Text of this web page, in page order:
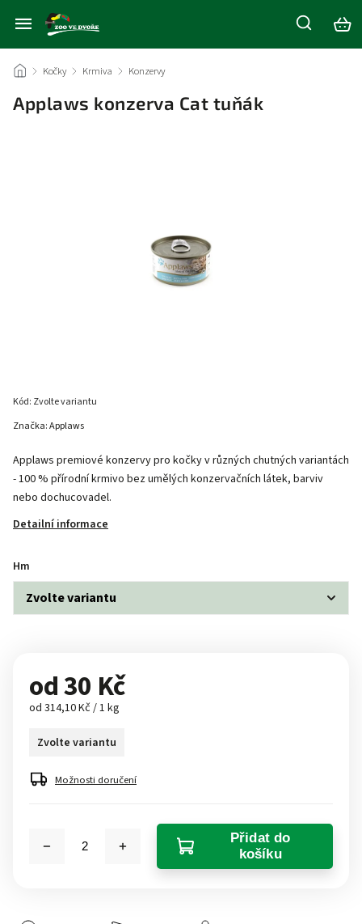
/ Kočky / Krmiva / Konzervy
Applaws konzerva Cat tuňák
Kód: Zvolte variantu
Applaws premiové konzervy pro kočky v různých chutných variantách
- 100 % přírodní krmivo bez umělých konzervačních látek, barviv
nebo dochucovadel.
Detailní informace
Značka:Applaws
Hm
od30 Kč
od 314,10 Kč / 1 kg
Zvolte variantu
Možnosti doručení
Přidat do
košíku